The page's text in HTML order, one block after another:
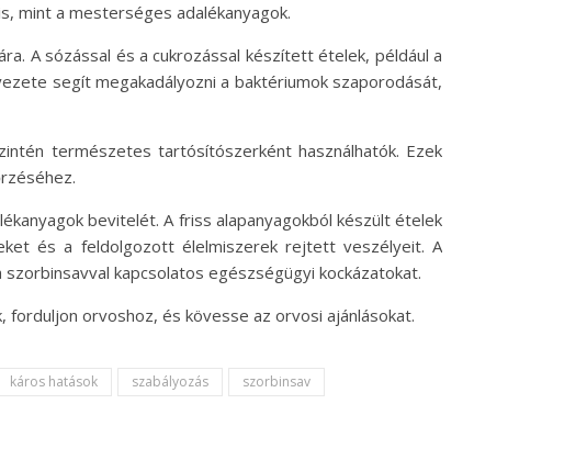
mint a mesterséges adalékanyagok.
A sózással és a cukrozással készített ételek, például a
segít megakadályozni a baktériumok szaporodását,
természetes tartósítószerként használhatók. Ezek
bevitelét. A friss alapanyagokból készült ételek
és a feldolgozott élelmiszerek rejtett veszélyeit. A
kapcsolatos egészségügyi kockázatokat.
orvoshoz, és kövesse az orvosi ajánlásokat.
káros hatások szabályozás
szorbinsav